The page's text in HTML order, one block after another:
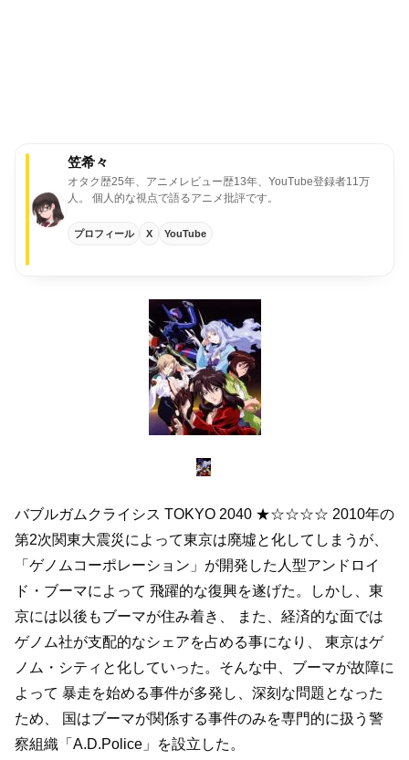
笠希々
オタク歴25年、アニメレビュー歴13年、YouTube登録者11万
人。
個人的な視点で語るアニメ批評です。
プロフィール X YouTube
バブルガムクライシス TOKYO 2040 ★☆☆☆☆ 2010年の
第2次関東大震災によって東京は廃墟と化してしまうが、
「ゲノムコーポレーション」が開発した人型アンドロイ
ド・ブーマによって 飛躍的な復興を遂げた。しかし、東
京には以後もブーマが住み着き、
また、経済的な面では
ゲノム社が支配的なシェアを占める事になり、
東京はゲ
ノム・シティと化していった。そんな中、ブーマが故障に
よって 暴走を始める事件が多発し、深刻な問題となった
ため、
国はブーマが関係する事件のみを専門的に扱う警
察組織「A.D.Police」を設立した。